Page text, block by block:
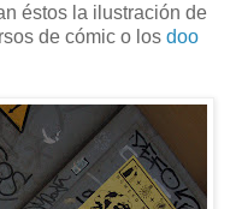
éstos la ilustración de
de cómic o los doo